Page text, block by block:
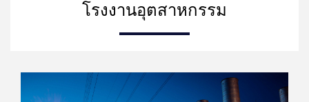
โรงงานอุตสาหกรรม